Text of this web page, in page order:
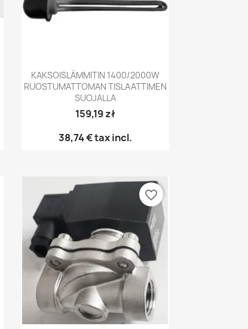
Pikakatselu
KAKSOISLÄMMITIN 1400/2000W
RUOSTUMATTOMAN TISLAATTIMEN
SUOJALLA
159,19 zł
38,74 €tax incl.
favorite_border